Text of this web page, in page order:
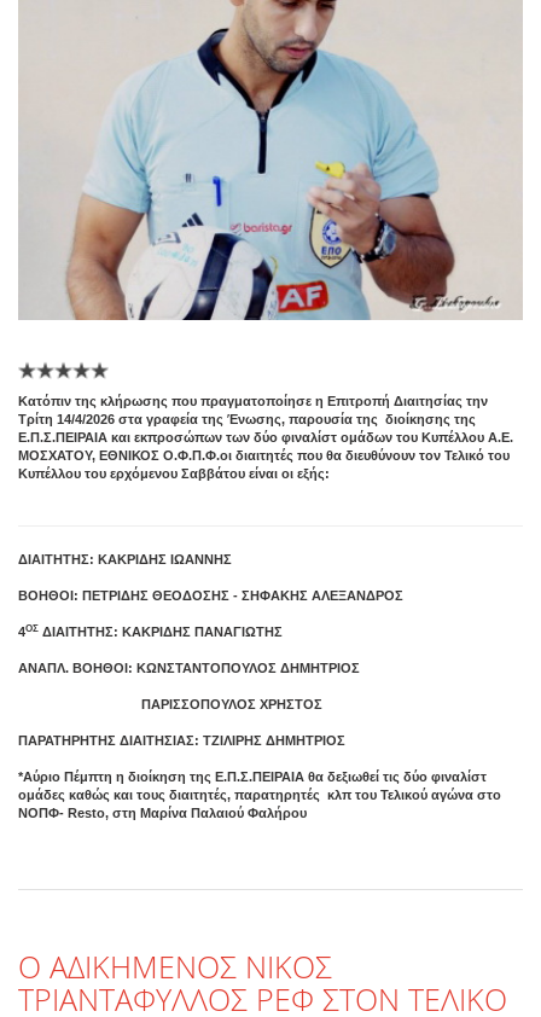
Kατόπιν της κλήρωσης που πραγματοποίησε η Επιτροπή Διαιτησίας την
Τρίτη 14/4/2026 στα γραφεία της Ένωσης, παρουσία της διοίκησης της
Ε.Π.Σ.ΠΕΙΡΑΙΑ και εκπροσώπων των δύο φιναλίστ ομάδων του Κυπέλλου Α.Ε.
ΜΟΣΧΑΤΟΥ, ΕΘΝΙΚΟΣ Ο.Φ.Π.Φ.οι διαιτητές που θα διευθύνουν τον Τελικό του
Κυπέλλου του ερχόμενου Σαββάτου είναι οι εξής:
ΔΙΑΙΤΗΤΗΣ: ΚΑΚΡΙΔΗΣ ΙΩΑΝΝΗΣ
ΒΟΗΘΟΙ: ΠΕΤΡΙΔΗΣ ΘΕΟΔΟΣΗΣ - ΣΗΦΑΚΗΣ ΑΛΕΞΑΝΔΡΟΣ
4ΟΣ ΔΙΑΙΤΗΤΗΣ: ΚΑΚΡΙΔΗΣ ΠΑΝΑΓΙΩΤΗΣ
ΑΝΑΠΛ. ΒΟΗΘΟΙ: ΚΩΝΣΤΑΝΤΟΠΟΥΛΟΣ ΔΗΜΗΤΡΙΟΣ
ΠΑΡΙΣΣΟΠΟΥΛΟΣ ΧΡΗΣΤΟΣ
ΠΑΡΑΤΗΡΗΤΗΣ ΔΙΑΙΤΗΣΙΑΣ: ΤΖΙΛΙΡΗΣ ΔΗΜΗΤΡΙΟΣ
*Αύριο Πέμπτη η διοίκηση της Ε.Π.Σ.ΠΕΙΡΑΙΑ θα δεξιωθεί τις δύο φιναλίστ
ομάδες καθώς και τους διαιτητές, παρατηρητές κλπ του Τελικού αγώνα στο
ΝΟΠΦ- Resto, στη Μαρίνα Παλαιού Φαλήρου
Ο ΑΔΙΚΗΜΕΝΟΣ ΝΙΚΟΣ
ΤΡΙΑΝΤΑΦΥΛΛΟΣ ΡΕΦ ΣΤΟΝ ΤΕΛΙΚΟ